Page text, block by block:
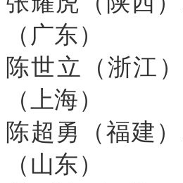
（广东）
陈世立（浙江
（上海）
陈超勇（福建
（山东）